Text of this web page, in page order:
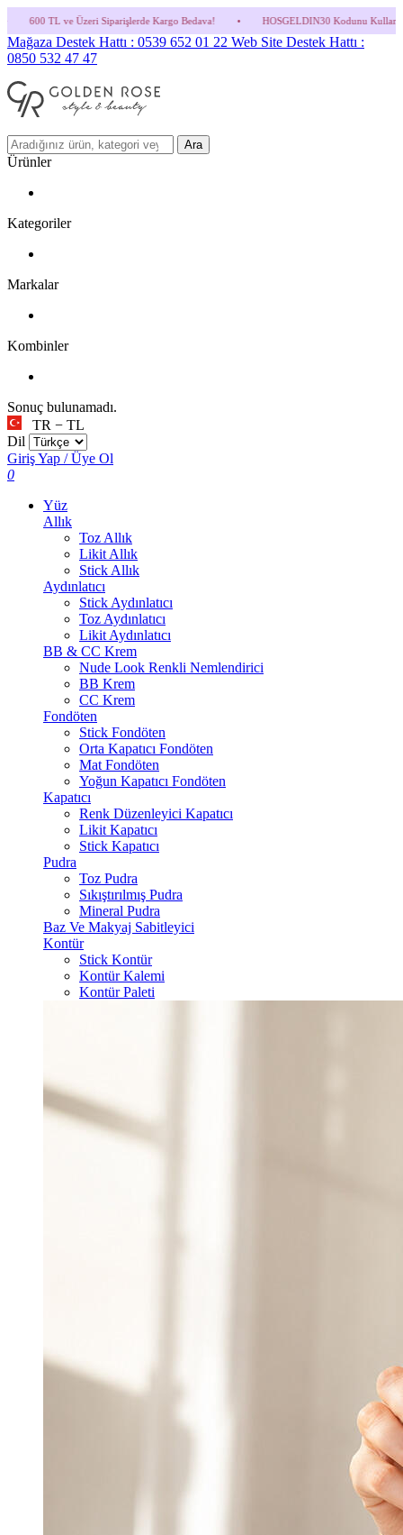
Siparişlerde Kargo Bedava! • HOSGELDIN30 Kodunu Kullanmayı Unutma!
Mağaza Destek Hattı : 0539 652 01 22 Web Site Destek Hattı :
0850 532 47 47
Ara
Ürünler
Kategoriler
Markalar
Kombinler
Sonuç bulunamadı.
TR − TL
Dil
Giriş Yap / Üye Ol
0
Yüz
Allık
Toz Allık
Likit Allık
Stick Allık
Aydınlatıcı
Stick Aydınlatıcı
Toz Aydınlatıcı
Likit Aydınlatıcı
BB & CC Krem
Nude Look Renkli Nemlendirici
BB Krem
CC Krem
Fondöten
Stick Fondöten
Orta Kapatıcı Fondöten
Mat Fondöten
Yoğun Kapatıcı Fondöten
Kapatıcı
Renk Düzenleyici Kapatıcı
Likit Kapatıcı
Stick Kapatıcı
Pudra
Toz Pudra
Sıkıştırılmış Pudra
Mineral Pudra
Baz Ve Makyaj Sabitleyici
Kontür
Stick Kontür
Kontür Kalemi
Kontür Paleti